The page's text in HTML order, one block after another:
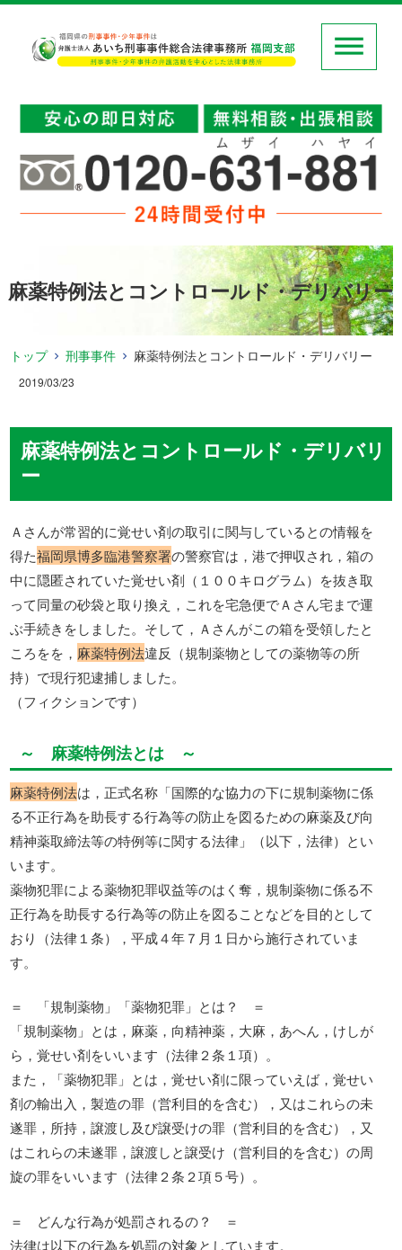
麻薬特例法とコントロールド・デリバリー
トップ 刑事事件 麻薬特例法とコントロールド・デリバリー
2019/03/23
麻薬特例法とコントロールド・デリバリ
ー
Ａさんが常習的に覚せい剤の取引に関与しているとの情報を
得た福岡県博多臨港警察署の警察官は，港で押収され，箱の
中に隠匿されていた覚せい剤（１００キログラム）を抜き取
って同量の砂袋と取り換え，これを宅急便でＡさん宅まで運
ぶ手続きをしました。そして，Ａさんがこの箱を受領したと
ころをを， 麻薬特例法違反（規制薬物としての薬物等の所
持）で現行犯逮捕しました。
（フィクションです）
～ 麻薬特例法とは ～
麻薬特例法は，正式名称「国際的な協力の下に規制薬物に係
る不正行為を助長する行為等の防止を図るための麻薬及び向
精神薬取締法等の特例等に関する法律」（以下，法律）とい
います。
薬物犯罪による薬物犯罪収益等のはく奪，規制薬物に係る不
正行為を助長する行為等の防止を図ることなどを目的として
おり（法律１条），平成４年７月１日から施行されていま
す。
＝ 「規制薬物」「薬物犯罪」とは？ ＝
「規制薬物」とは，麻薬，向精神薬，大麻，あへん，けしが
ら，覚せい剤をいいます（法律２条１項）。
また，「薬物犯罪」とは，覚せい剤に限っていえば，覚せい
剤の輸出入，製造の罪（営利目的を含む），又はこれらの未
遂罪，所持，譲渡し及び譲受けの罪（営利目的を含む），又
はこれらの未遂罪，譲渡しと譲受け（営利目的を含む）の周
旋の罪をいいます（法律２条２項５号）。
＝ どんな行為が処罰されるの？ ＝
法律は以下の行為を処罰の対象としています。